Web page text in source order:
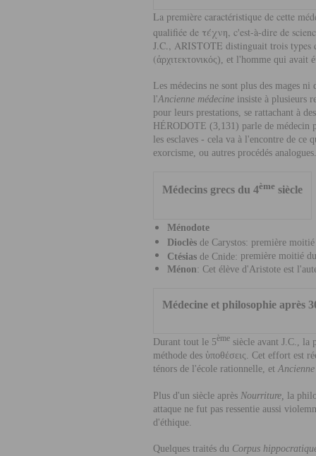
La première caractéristique de cette
qualifiée de τέχνη, c'est-à-dire de
J.C., ARISTOTE distinguait trois types
(ἀρχιτεκτονικός), et l'homme qui
Les médecins ne sont plus des mages
l'Ancienne médecine insiste à plusieurs
pour leurs prestations, se rattachant à
HÉRODOTE (3,131) parle de médecin
les esclaves - cela va à l'encontre de ce
exorcisme, ou autres procédés
Médecins grecs du 4ème siècle
Ménodote
Dioclès de Carystos: première
Ctésias de Cnide: première moitié
Ménon:Cet élève d'Aristote est
Médecine et philosophie après
Durant tout le 5ème siècle avant J.C., la
méthode des ὑποθέσεις. Cet effort est
ténors de l'école rationnelle, et
Plus d'un siècle après Nourriture,
la
attaque ne fut pas ressentie aussi
d'éthique.
Quelques traités du Corpus